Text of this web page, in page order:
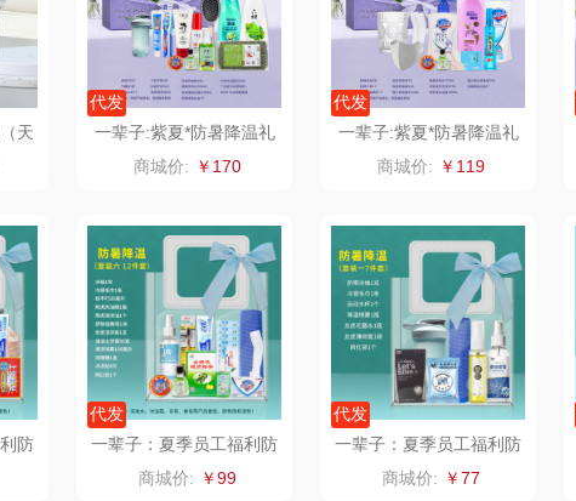
乐班 戴可思 康宁 京意之选
首佩 SWISS MILITARY 罗莱超柔床品
克洛特 竹盐
小天鹅 ROBAM老板 康夫
蕾（定制款） 洁玉（定制款） 富昌（定制款） 爱国者（移动电
源）
江中猴姑 凤凰
尔（代理商） 九阳（代理商） 晒瑞 实丰文化
天
持
代发
一辈子:紫夏*防暑降温礼
盒夏季员工福利高温慰问
品
商城价: ￥170
代发
一辈子:紫夏*防暑降温礼
盒夏季员工福利高温慰问
品
商城价: ￥119
防
代发
一辈子：夏季员工福利防
暑降温蝴蝶包套装
商城价: ￥99
代发
一辈子：夏季员工福利防
暑降温蝴蝶包套装
商城价: ￥77